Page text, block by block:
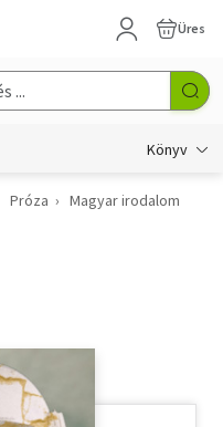
Üres
Könyv
Próza
Magyar irodalom